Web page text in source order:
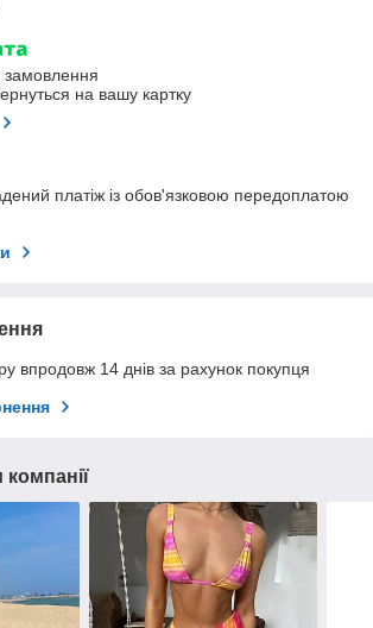
замовлення
на вашу картку
платіж із обов'язковою передоплатою
впродовж 14 днів за рахунок покупця
компанії